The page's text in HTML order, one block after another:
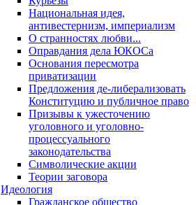
Национальная идея,
антивестернизм, империализм
О странностях любви...
Оправдания дела ЮКОСа
Основания пересмотра
приватизации
Предложения де-либерализовать
Конституцию и публичное право
Призывы к ужесточению
уголовного и уголовно-
процессуального
законодательства
Символические акции
Теории заговора
Идеология
Гражданское общество